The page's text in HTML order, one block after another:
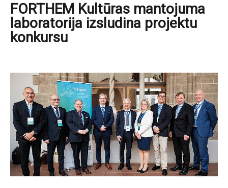
FORTHEM Kultūras mantojuma
laboratorija izsludina projektu
konkursu